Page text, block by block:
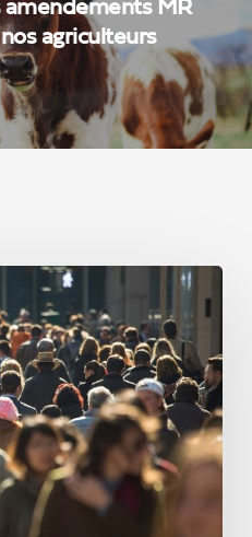
amendements MR
agriculteurs